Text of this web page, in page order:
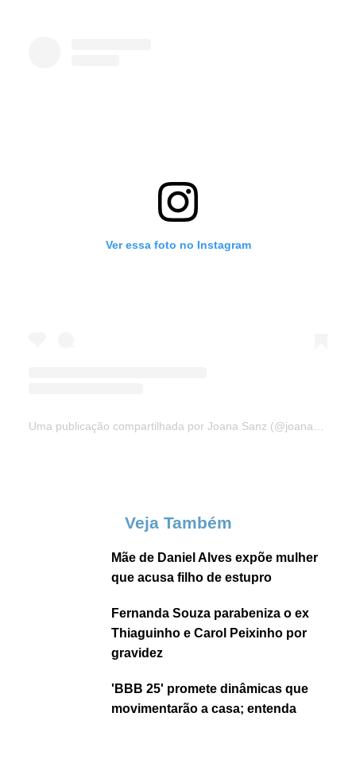
Ver essa foto no Instagram
Uma publicação compartilhada por Joana Sanz (@joanasanz)
Veja Também
Mãe de Daniel Alves expõe mulher
que acusa filho de estupro
Fernanda Souza parabeniza o ex
Thiaguinho e Carol Peixinho por
gravidez
'BBB 25' promete dinâmicas que
movimentarão a casa; entenda